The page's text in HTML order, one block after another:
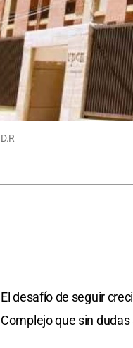
El desafío de seguir
Complejo que sin